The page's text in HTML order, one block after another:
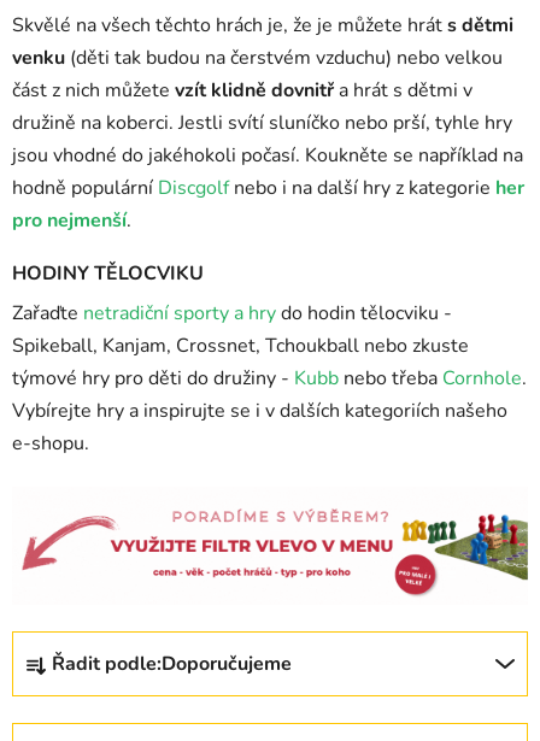
Skvělé na všech těchto hrách je, že je můžete hráts dětmi
venku (děti tak budou na čerstvém vzduchu) nebo velkou
část z nich můžete vzít klidně dovnitř a hrát s dětmi v
družině na koberci. Jestli svítí sluníčko nebo prší, tyhle hry
jsou vhodné do jakéhokoli počasí. Koukněte se například na
hodně populární Discgolfnebo i na další hry z kategorie her
pro nejmenší.
HODINY TĚLOCVIKU
Zařaďte netradiční sporty a hrydo hodin tělocviku -
Spikeball, Kanjam, Crossnet, Tchoukball nebo zkuste
týmové hry pro děti do družiny - Kubb nebo třeba Cornhole.
Vybírejte hry a inspirujte se i v dalších kategoriích našeho
e-shopu.
z
Řadit podle:Doporučujeme